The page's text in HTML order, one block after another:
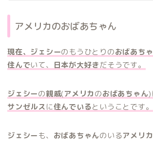
アメリカのおばあちゃん
現在、ジェシーのもうひとりのおばあち
住んでいて、 日本が大好きだそうです。
ジェシーの親戚(アメリカのおばあちゃん)
サンゼルスに住んでいるということです。
ジェシーも、 おばあちゃんのいるアメリ